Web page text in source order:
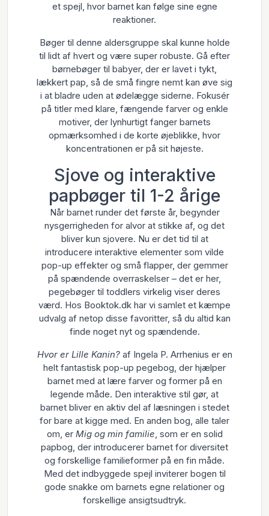
et spejl, hvor barnet kan følge sine egne
reaktioner.
Bøger til denne aldersgruppe skal kunne holde
til lidt af hvert og være super robuste. Gå efter
børnebøger til babyer, der er lavet i tykt,
lækkert pap, så de små fingre nemt kan øve sig
i at bladre uden at ødelægge siderne. Fokusér
på titler med klare, fængende farver og enkle
motiver, der lynhurtigt fanger barnets
opmærksomhed i de korte øjeblikke, hvor
koncentrationen er på sit højeste.
Sjove og interaktive
papbøger til 1-2 årige
Når barnet runder det første år, begynder
nysgerrigheden for alvor at stikke af, og det
bliver kun sjovere. Nu er det tid til at
introducere interaktive elementer som vilde
pop-up effekter og små flapper, der gemmer
på spændende overraskelser – det er her,
pegebøger til toddlers virkelig viser deres
værd. Hos Booktok.dk har vi samlet et kæmpe
udvalg af netop disse favoritter, så du altid kan
finde noget nyt og spændende.
Hvor er Lille Kanin?af Ingela P. Arrhenius er en
helt fantastisk pop-up pegebog, der hjælper
barnet med at lære farver og former på en
legende måde. Den interaktive stil gør, at
barnet bliver en aktiv del af læsningen i stedet
for bare at kigge med. En anden bog, alle taler
om, er Mig og min familie, som er en solid
papbog, der introducerer barnet for diversitet
og forskellige familieformer på en fin måde.
Med det indbyggede spejl inviterer bogen til
gode snakke om barnets egne relationer og
forskellige ansigtsudtryk.